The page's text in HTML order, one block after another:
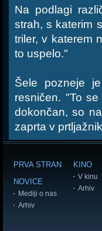
Na podlagi
strah, s katerim
triler, v katerem
to uspelo."
Šele pozneje
resničen. "To
dokončan, so
zaprta v
PRVA STRAN
NOVICE
Mediji o nas
Arhiv
KINO
V kinu
Arhiv